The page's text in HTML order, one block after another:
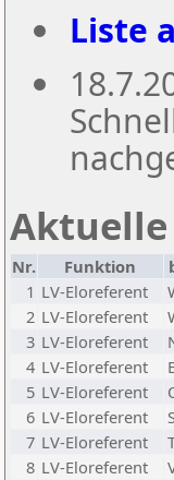
Liste
Nr. Funktion
1 LV-Eloreferent
2 LV-Eloreferent
3 LV-Eloreferent
4 LV-Eloreferent
5 LV-Eloreferent
6 LV-Eloreferent
7 LV-Eloreferent
8 LV-Eloreferent